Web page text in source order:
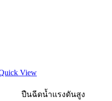
View
ปืนฉีดน้ำแรงดันสูง